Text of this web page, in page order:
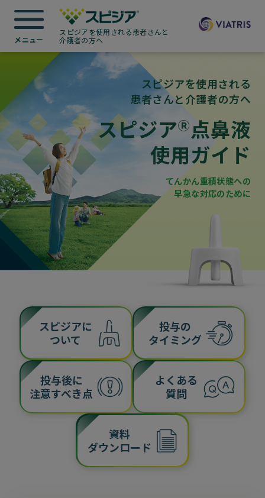
スピジアを使用される患者さんと
介護者の方へ
スピジアを使用される
患者さんと介護者の方へ
スピジアⓇ点鼻液
使用ガイド
てんかん重積状態への
早急な対応のために
スピジアに
ついて
投与の
タイミング
投与後に
注意すべき点
よくある
質問
資料
ダウンロード